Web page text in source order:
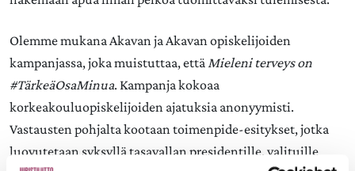
Olemme mukana Akavan ja Akavan opiskelijoiden
kampanjassa, joka muistuttaa, että Mieleni terveys on
#TärkeäOsaMinua. Kampanja kokoaa
korkeakouluopiskelijoiden ajatuksia anonyymisti.
Vastausten pohjalta kootaan toimenpide-esitykset, jotka
luovutetaan syksyllä tasavallan presidentille, valituille